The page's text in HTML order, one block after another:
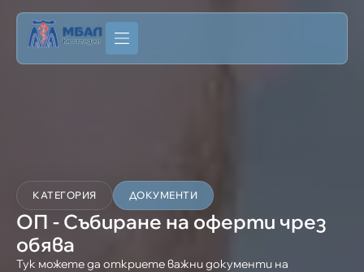
КАТЕГОРИЯ ДОКУМЕНТИ
ОП - Събиране на оферти чрез
обява
Тук можете да откриете важни документи на